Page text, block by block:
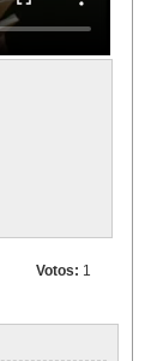
Votos: 1